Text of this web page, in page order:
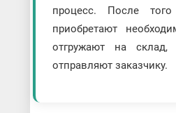
процесс. После
приобретают
отгружают на
отправляют заказчику.